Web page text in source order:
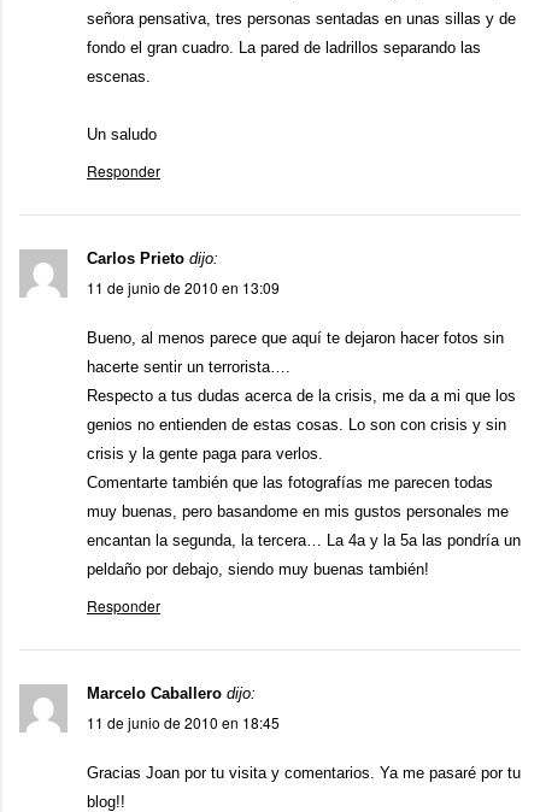
señora pensativa, tres personas sentadas en unas sillas y de
fondo el gran cuadro. La pared de ladrillos separando las
escenas.
Un saludo
Responder
Carlos Prieto dijo:
11 de junio de 2010 en 13:09
Bueno, al menos parece que aquí te dejaron hacer fotos sin
hacerte sentir un terrorista….
Respecto a tus dudas acerca de la crisis, me da a mi que los
genios no entienden de estas cosas. Lo son con crisis y sin
crisis y la gente paga para verlos.
Comentarte también que las fotografías me parecen todas
muy buenas, pero basandome en mis gustos personales me
encantan la segunda, la tercera… La 4a y la 5a las pondría un
peldaño por debajo, siendo muy buenas también!
Responder
Marcelo Caballero dijo:
11 de junio de 2010 en 18:45
Gracias Joan por tu visita y comentarios. Ya me pasaré por tu
blog!!